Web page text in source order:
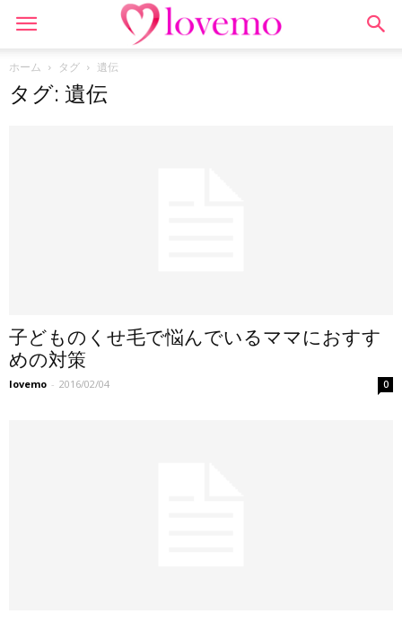
ホーム タグ 遺伝
タグ: 遺伝
子どものくせ毛で悩んでいるママにおすす
めの対策
lovemo - 2016/02/04 0